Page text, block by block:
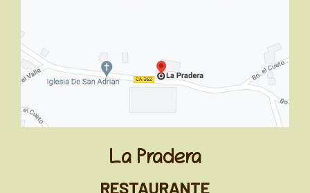
La Pradera
RESTAURANTE